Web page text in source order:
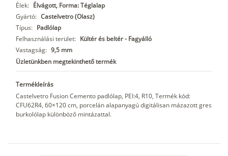
Élek: Élvágott, Forma: Téglalap
Gyártó: Castelvetro (Olasz)
Típus: Padlólap
Felhasználási terület: Kültér és beltér - Fagyálló
Vastagság: 9,5 mm
Üzletünkben megtekinthető termék
Termékleírás
Castelvetro Fusion Cemento padlólap, PEI:4, R10, Termék kód:
CFU62R4, 60×120 cm, porcelán alapanyagú digitálisan mázazott gres
burkolólap különböző mintázattal.